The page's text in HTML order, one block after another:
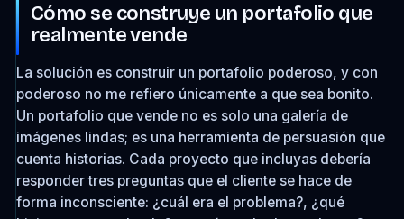
Cómo se construye un portafolio que
realmente vende
La solución es construir un portafolio poderoso, y con
poderoso no me refiero únicamente a que sea bonito.
Un portafolio que vende no es solo una galería de
imágenes lindas; es una herramienta de persuasión que
cuenta historias. Cada proyecto que incluyas debería
responder tres preguntas que el cliente se hace de
forma inconsciente: ¿cuál era el problema?, ¿qué